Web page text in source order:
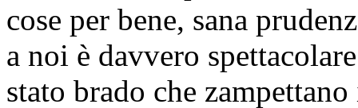
cose per bene, sana
a noi è davvero
stato brado che